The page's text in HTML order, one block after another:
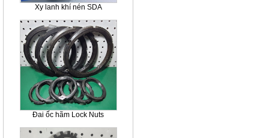
Xy lanh khí nén SDA
Đai ốc hãm Lock Nuts